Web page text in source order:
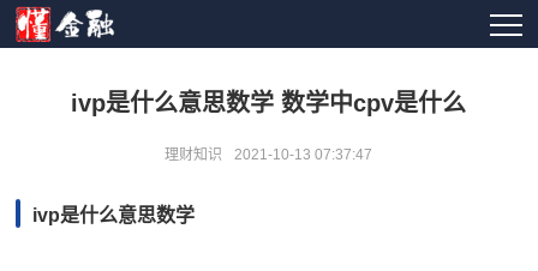
ivp是什么意思数学 数学中cpv是什么
理财知识 2021-10-13 07:37:47
ivp是什么意思数学